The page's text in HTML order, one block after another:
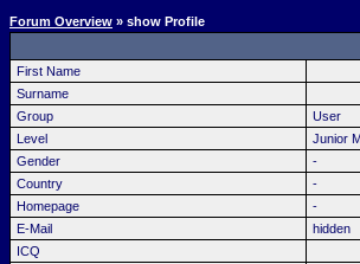
Forum Overview » show Profile
First Name
Surname
Group
User
Level
Junior
Gender
-
Country
-
Homepage
-
E-Mail
hidden
ICQ